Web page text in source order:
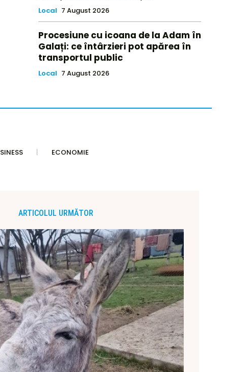
Local 7 August 2026
Procesiune cu icoana de la Adam în
Galați: ce întârzieri pot apărea în
transportul public
Local 7 August 2026
ECONOMIE
ARTICOLUL URMĂTOR